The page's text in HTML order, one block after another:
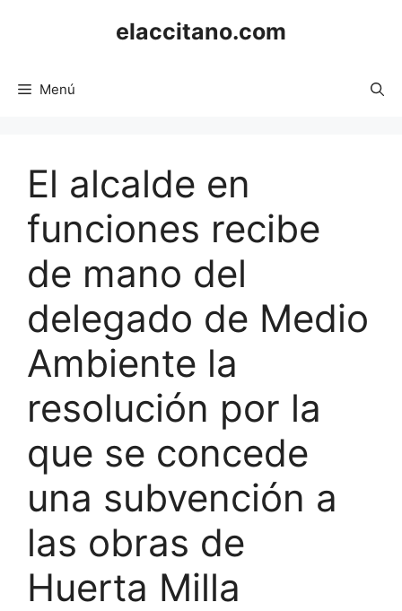
elaccitano.com
Menú
El alcalde en
funciones recibe
de mano del
delegado de Medio
Ambiente la
resolución por la
que se concede
una subvención a
las obras de
Huerta Milla